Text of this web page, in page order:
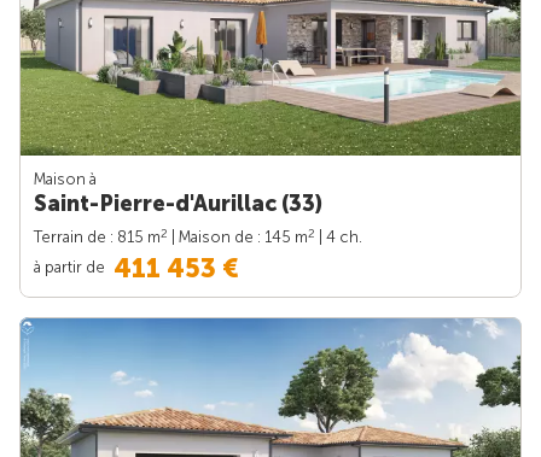
Maison à
Saint-Pierre-d'Aurillac (33)
Terrain de : 815 m2 | Maison de : 145 m2
| 4 ch.
à partir de 411 453 €